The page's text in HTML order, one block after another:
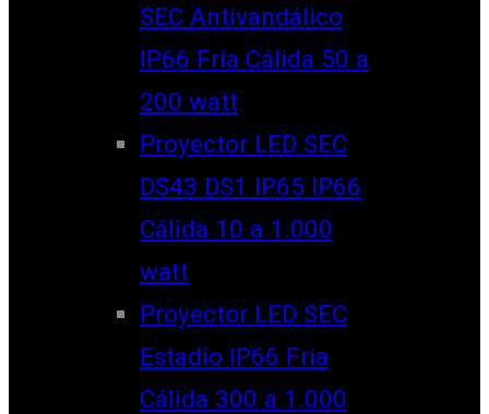
SEC Antivandálico
IP66 Fría Cálida 50 a
200 watt
Proyector LED SEC
DS43 DS1 IP65 IP66
Cálida 10 a 1.000
watt
Proyector LED SEC
Estadio IP66 Fría
Cálida 300 a 1.000